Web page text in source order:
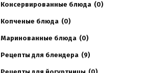
Консервированные блюда (0)
Копченые блюда (0)
Маринованные блюда (0)
Рецепты для блендера (9)